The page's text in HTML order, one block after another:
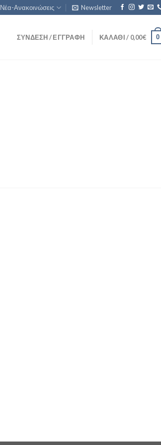
Νέα-Ανακοινώσεις Newsletter
ΣΎΝΔΕΣΗ / ΕΓΓΡΑΦΉ ΚΑΛΆΘΙ / 0,00€ 0